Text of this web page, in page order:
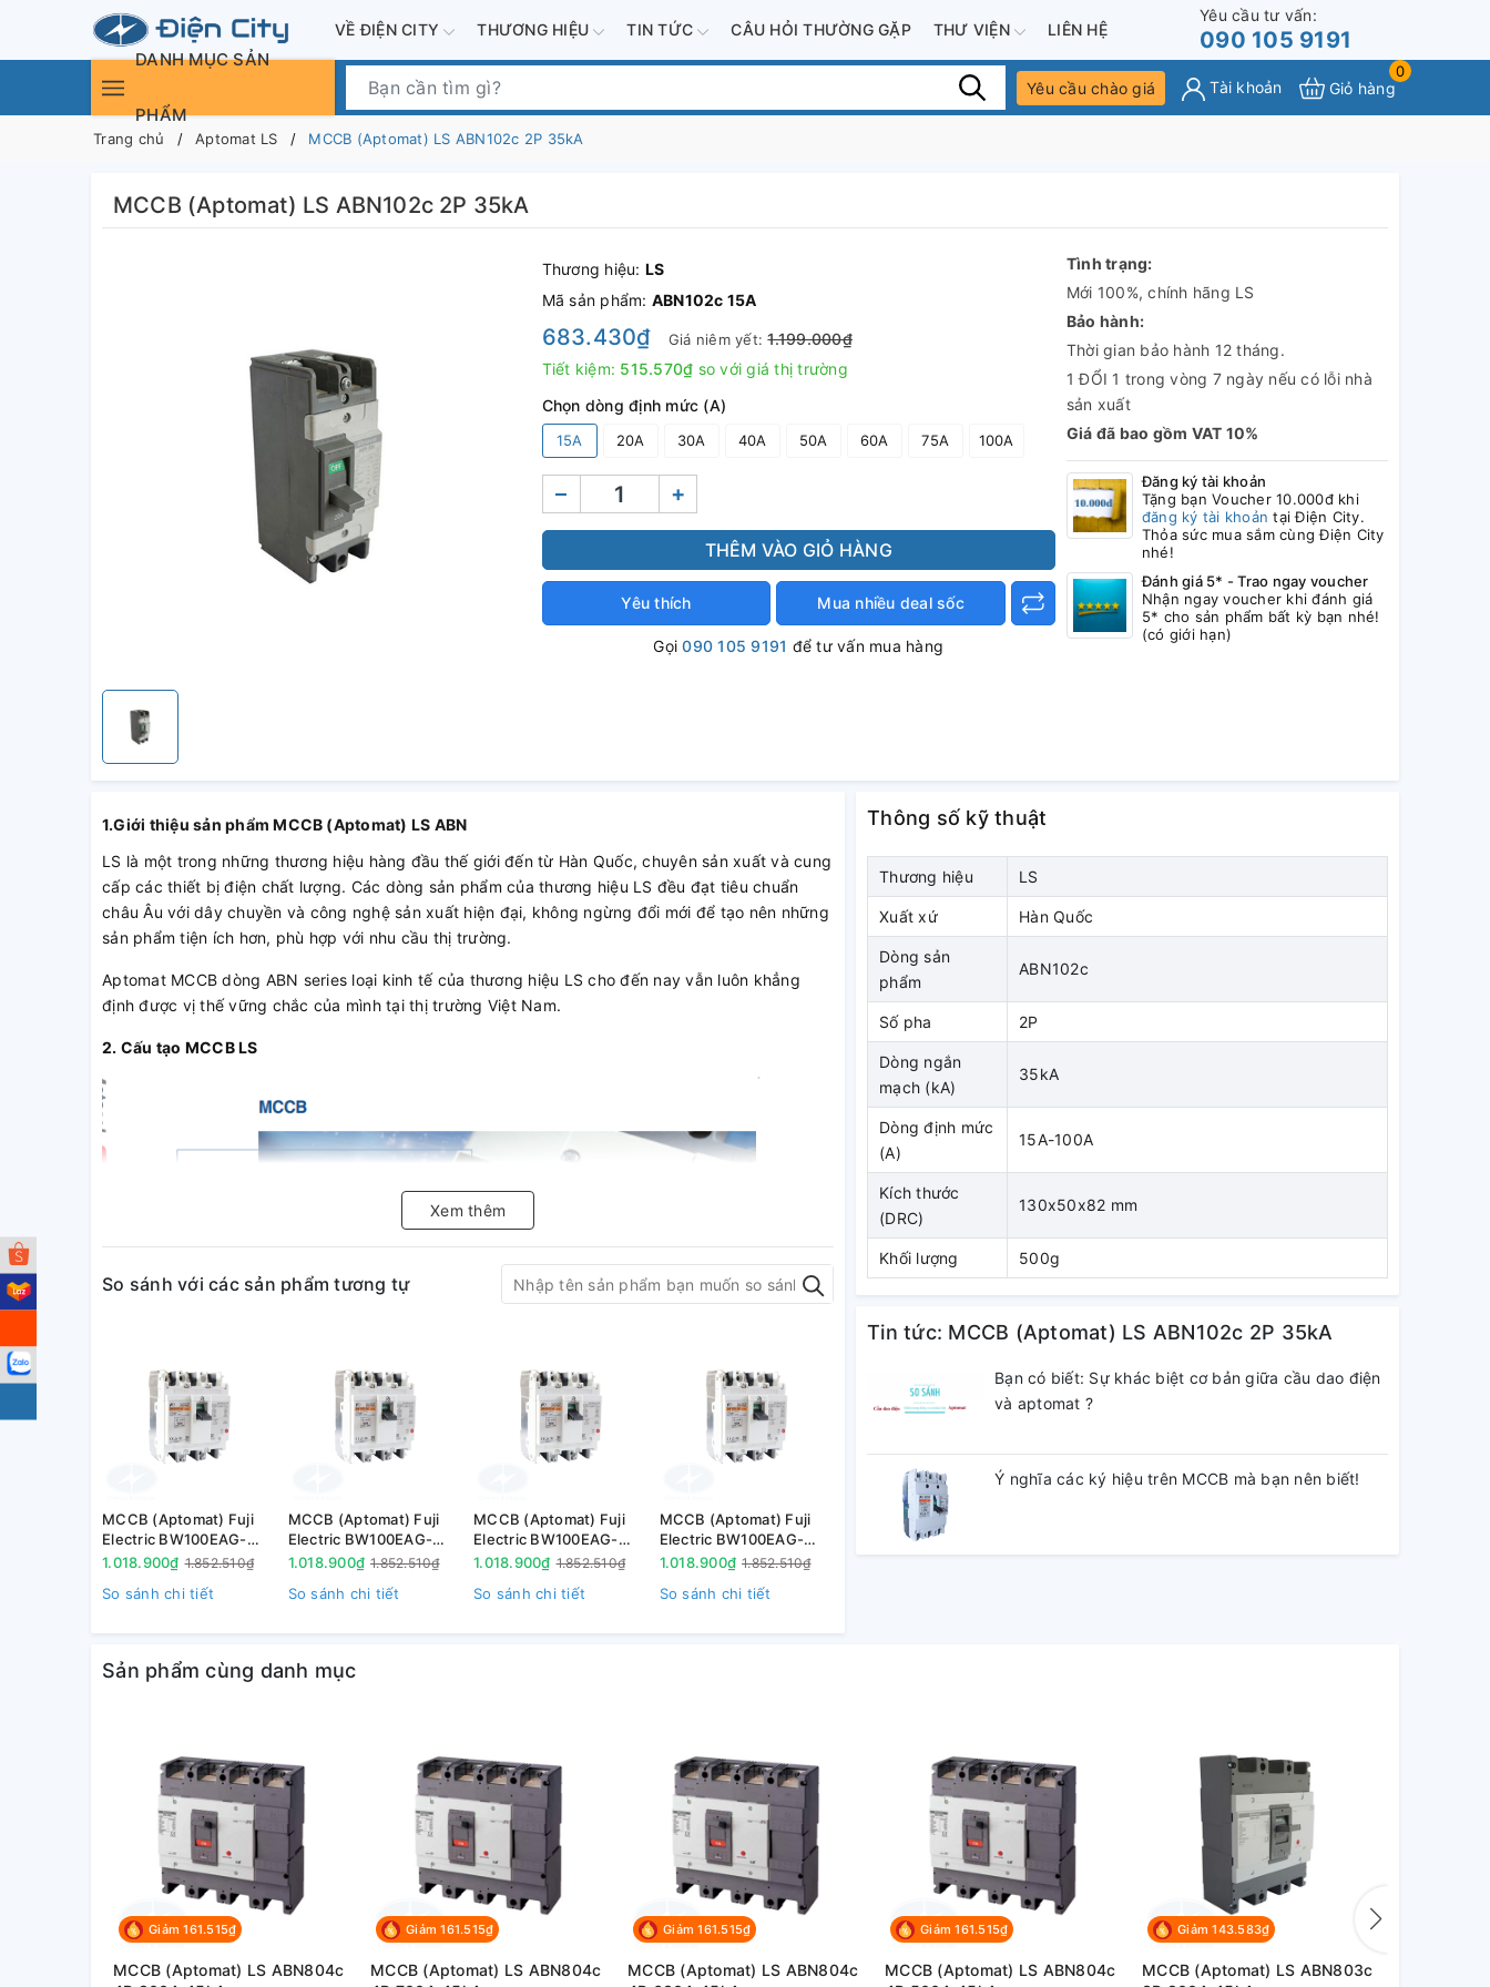
VỀ ĐIỆN CITY THƯƠNG HIỆU TIN TỨC CÂU HỎI THƯỜNG GẶP THƯ VIỆN LIÊN HỆ
Yêu cầu tư vấn:
090 105 9191
DANH MỤC SẢN
PHẨM
Yêu cầu chào giá Tài khoản
0
Giỏ hàng
Trang chủ Aptomat LS MCCB (Aptomat) LS ABN102c 2P 35kA
MCCB (Aptomat) LS ABN102c 2P 35kA
Thương hiệu: LS
Mã sản phẩm: ABN102c 15A
683.430₫ Giá niêm yết:1.199.000₫
Tiết kiệm: 515.570₫ so với giá thị trường
Chọn dòng định mức (A)
15A 20A 30A 40A 50A 60A 75A 100A
– +
THÊM VÀO GIỎ HÀNG
Yêu thích Mua nhiều deal sốc
Gọi090 105 9191 để tư vấn mua hàng
Tình trạng:
Mới 100%, chính hãng LS
Bảo hành:
Thời gian bảo hành 12 tháng.
1 ĐỔI 1 trong vòng 7 ngày nếu có lỗi nhà
sản xuất
Giá đã bao gồm VAT 10%
Đăng ký tài khoản
Tặng bạn Voucher 10.000đ khi
đăng ký tài khoản tại Điện City.
Thỏa sức mua sắm cùng Điện City
nhé!
Đánh giá 5* - Trao ngay voucher
Nhận ngay voucher khi đánh giá
5* cho sản phẩm bất kỳ bạn nhé!
(có giới hạn)
1.Giới thiệu sản phẩm MCCB (Aptomat) LS ABN
LS là một trong những thương hiệu hàng đầu thế giới đến từ Hàn Quốc, chuyên sản xuất và cung
cấp các thiết bị điện chất lượng. Các dòng sản phẩm của thương hiệu LS đều đạt tiêu chuẩn
châu Âu với dây chuyền và công nghệ sản xuất hiện đại, không ngừng đổi mới để tạo nên những
sản phẩm tiện ích hơn, phù hợp với nhu cầu thị trường.
Aptomat MCCB dòng ABN series loại kinh tế của thương hiệu LS cho đến nay vẫn luôn khẳng
định được vị thế vững chắc của mình tại thị trường Việt Nam.
2. Cấu tạo MCCB LS
Xem thêm
So sánh với các sản phẩm tương tự
MCCB (Aptomat) Fuji
Electric BW100EAG-
3P100 3P 100A 10kA
1.018.900₫ 1.852.510₫
So sánh chi tiết
MCCB (Aptomat) Fuji
Electric BW100EAG-
3P075 3P 75A 10kA
1.018.900₫ 1.852.510₫
So sánh chi tiết
MCCB (Aptomat) Fuji
Electric BW100EAG-
3P063 3P 63A 10kA
1.018.900₫ 1.852.510₫
So sánh chi tiết
MCCB (Aptomat) Fuji
Electric BW100EAG-
3P060 3P 60A 10kA
1.018.900₫ 1.852.510₫
So sánh chi tiết
Thông số kỹ thuật
Thương hiệu LS
Xuất xứ Hàn Quốc
Dòng sản
phẩm
ABN102c
Số pha 2P
Dòng ngắn
mạch (kA)
35kA
Dòng định mức
(A)
15A-100A
Kích thước
(DRC)
130x50x82 mm
Khối lượng 500g
Tin tức: MCCB (Aptomat) LS ABN102c 2P 35kA
Bạn có biết: Sự khác biệt cơ bản giữa cầu dao điện
và aptomat ?
Ý nghĩa các ký hiệu trên MCCB mà bạn nên biết!
Sản phẩm cùng danh mục
Giảm 161.515₫
MCCB (Aptomat) LS ABN804c
Giảm 161.515₫
MCCB (Aptomat) LS ABN804c
Giảm 161.515₫
MCCB (Aptomat) LS ABN804c
Giảm 161.515₫
MCCB (Aptomat) LS ABN804c
Giảm 143.583₫
MCCB (Aptomat) LS ABN803c